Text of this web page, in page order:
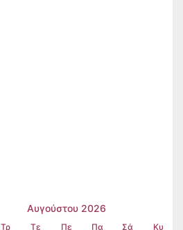
Αυγούστου 2026
Τρ Τε Πε Πα Σά
Κυ